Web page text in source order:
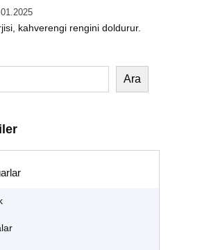
kahverengi rengini doldurur.
Ara